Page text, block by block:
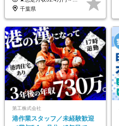
族手当｜入社祝い金15万
千葉県
第工株式会社
港作業スタッフ／未経験歓迎